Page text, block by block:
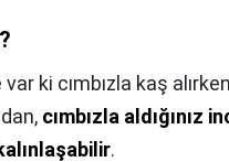
var ki cımbızla kaş
cımbızla aldığınız
.